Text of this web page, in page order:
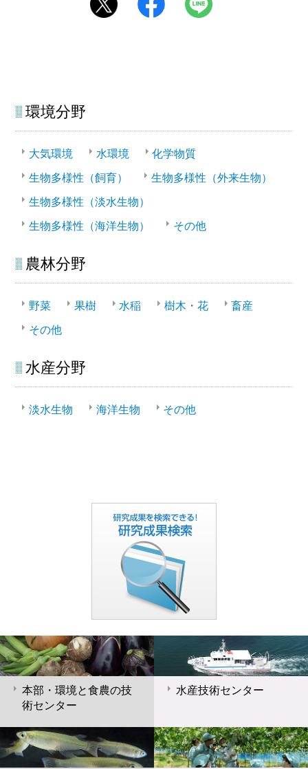
環境分野
大気環境 水環境 化学物質
生物多様性（飼育） 生物多様性（外来生物）
生物多様性（淡水生物）
生物多様性（海洋生物） その他
農林分野
野菜 果樹 水稲 樹木・花 畜産
その他
水産分野
淡水生物 海洋生物 その他
本部・環境と食農の技
術センター
水産技術センター